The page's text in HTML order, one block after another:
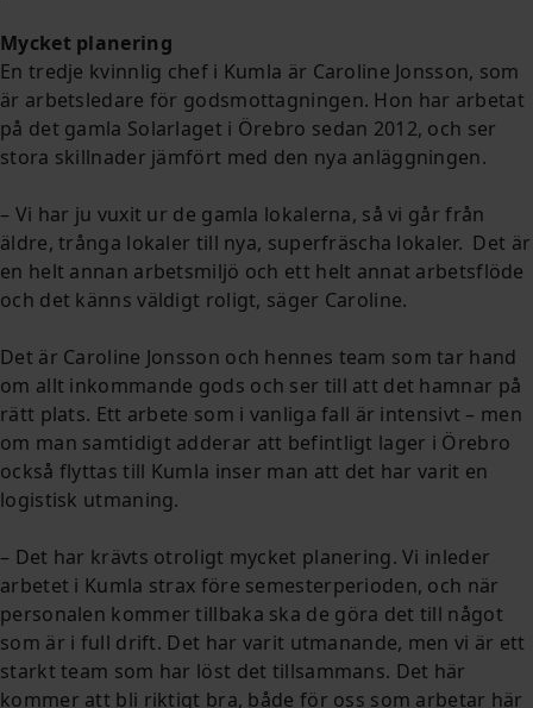
Mycket planering
En tredje kvinnlig chef i Kumla är Caroline Jonsson, som
är arbetsledare för godsmottagningen. Hon har arbetat
på det gamla Solarlaget i Örebro sedan 2012, och ser
stora skillnader jämfört med den nya anläggningen.
– Vi har ju vuxit ur de gamla lokalerna, så vi går från
äldre, trånga lokaler till nya, superfräscha lokaler. Det är
en helt annan arbetsmiljö och ett helt annat arbetsflöde
och det känns väldigt roligt, säger Caroline.
Det är Caroline Jonsson och hennes team som tar hand
om allt inkommande gods och ser till att det hamnar på
rätt plats. Ett arbete som i vanliga fall är intensivt – men
om man samtidigt adderar att befintligt lager i Örebro
också flyttas till Kumla inser man att det har varit en
logistisk utmaning.
– Det har krävts otroligt mycket planering. Vi inleder
arbetet i Kumla strax före semesterperioden, och när
personalen kommer tillbaka ska de göra det till något
som är i full drift. Det har varit utmanande, men vi är ett
starkt team som har löst det tillsammans. Det här
kommer att bli riktigt bra, både för oss som arbetar här